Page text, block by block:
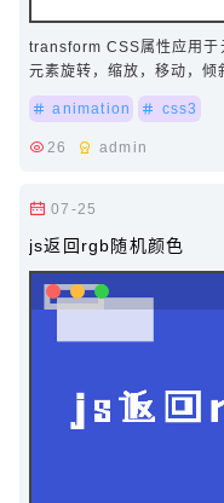
transform CSS属性应用于
元素旋转，缩放，移动，倾
间等。transition 属性允许
animation css3
26 admin
07-25
js返回rgb随机颜色